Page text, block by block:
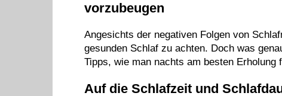
vorzubeugen
Angesichts der negativen Folgen von
gesunden Schlaf zu achten. Doch was
Tipps, wie man nachts am besten Erholung
Auf die Schlafzeit und